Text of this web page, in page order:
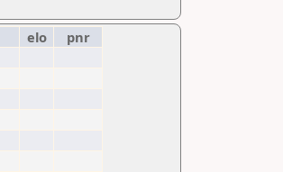
elo
pnr